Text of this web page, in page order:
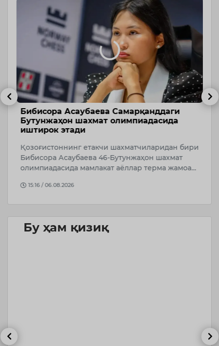
Бибисора Асаубаева Самарқанддаги
Бутунжаҳон шахмат олимпиадасида
иштирок этади
Қозоғистоннинг етакчи шахматчиларидан бири
Бибисора Асаубаева 46-Бутунжаҳон шахмат
олимпиадасида мамлакат аёллар терма жамоа…
15:16 / 06.08.2026
Бу ҳам қизиқ